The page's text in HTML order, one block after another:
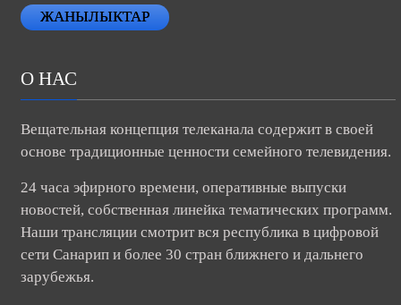
ЖАНЫЛЫКТАР
О НАС
Вещательная концепция телеканала содержит в своей
основе традиционные ценности семейного телевидения.
24 часа эфирного времени, оперативные выпуски
новостей, собственная линейка тематических программ.
Наши трансляции смотрит вся республика в цифровой
сети Санарип и более 30 стран ближнего и дальнего
зарубежья.